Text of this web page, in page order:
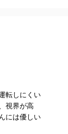
転しにくい
視界が高
には優しい